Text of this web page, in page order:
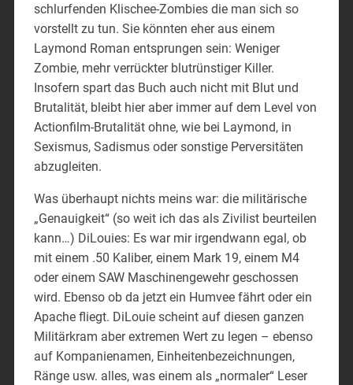
schlurfenden Klischee-Zombies die man sich so
vorstellt zu tun. Sie könnten eher aus einem
Laymond Roman entsprungen sein: Weniger
Zombie, mehr verrückter blutrünstiger Killer.
Insofern spart das Buch auch nicht mit Blut und
Brutalität, bleibt hier aber immer auf dem Level von
Actionfilm-Brutalität ohne, wie bei Laymond, in
Sexismus, Sadismus oder sonstige Perversitäten
abzugleiten.
Was überhaupt nichts meins war: die militärische
„Genauigkeit“ (so weit ich das als Zivilist beurteilen
kann…) DiLouies: Es war mir irgendwann egal, ob
mit einem .50 Kaliber, einem Mark 19, einem M4
oder einem SAW Maschinengewehr geschossen
wird. Ebenso ob da jetzt ein Humvee fährt oder ein
Apache fliegt. DiLouie scheint auf diesen ganzen
Militärkram aber extremen Wert zu legen – ebenso
auf Kompanienamen, Einheitenbezeichnungen,
Ränge usw. alles, was einem als „normaler“ Leser